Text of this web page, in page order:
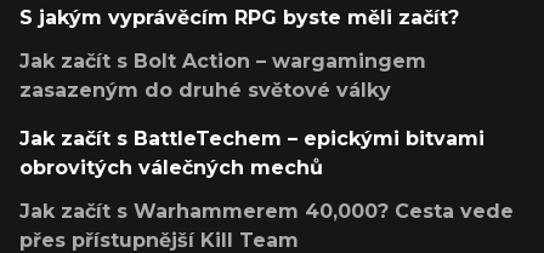
S jakým vyprávěcím RPG byste měli začít?
Jak začít s Bolt Action – wargamingem
zasazeným do druhé světové války
Jak začít s BattleTechem – epickými bitvami
obrovitých válečných mechů
Jak začít s Warhammerem 40,000? Cesta vede
přes přístupnější Kill Team